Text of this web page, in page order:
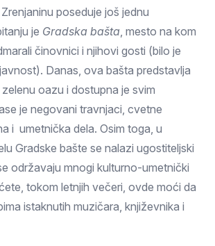
poseduje još jednu
je Gradska bašta, mesto na kom
činovnici i njihovi gosti (bilo je
Danas, ova bašta predstavlja
oazu i dostupna je svim
je negovani travnjaci, cvetne
i umetnička dela. Osim toga, u
Gradske bašte se nalazi ugostiteljski
održavaju mnogi kulturno-umetnički
tokom letnjih večeri, ovde moći da
istaknutih muzičara, književnika i